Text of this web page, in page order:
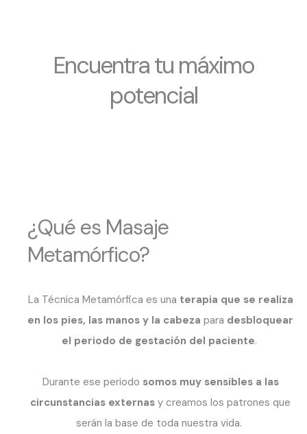
Encuentra tu máximo
potencial
¿Qué es Masaje
Metamórfico?
La Técnica Metamórfica es una terapia que se realiza
en los pies, las manos y la cabeza para desbloquear
el periodo de gestación del paciente.
Durante ese periodo somos muy sensibles a las
circunstancias externas y creamos los patrones que
serán la base de toda nuestra vida.